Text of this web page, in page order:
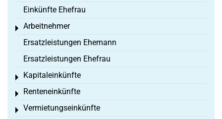
Einkünfte Ehefrau
Arbeitnehmer
Toggle menu
Ersatzleistungen Ehemann
Ersatzleistungen Ehefrau
Kapitaleinkünfte
Toggle menu
Renteneinkünfte
Toggle menu
Vermietungseinkünfte
Toggle menu